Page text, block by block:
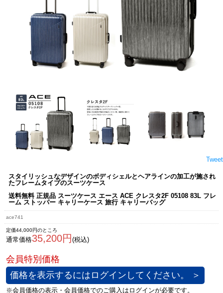
Tweet
スタイリッシュなデザインのボディシェルとヘアラインの加工が施され
たフレームタイプのスーツケース
送料無料 正規品 スーツケース エース ACE クレスタ2F 05108 83L フレ
ーム ストッパー キャリーケース 旅行 キャリーバッグ
ace741
定価44,000円のところ
通常価格35,200円 (税込)
価格を表示するにはログインしてください。 ＞